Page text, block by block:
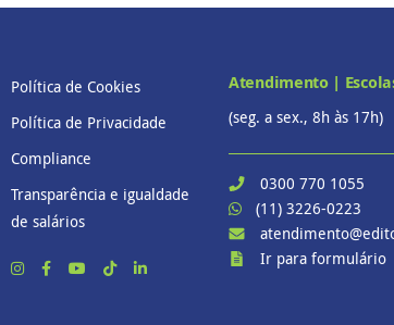
Política de Cookies
Política de Privacidade
Compliance
Transparência e igualdade
de salários
Atendimento |
(seg. a sex., 8h às 17h)
0300 770 1055
(11) 3226-0223
Ir para formulário